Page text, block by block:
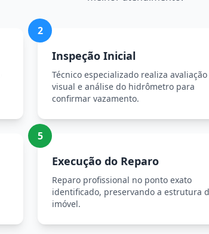
2
Inspeção Inicial
Técnico especializado realiza avaliação
visual e análise do hidrômetro para
confirmar vazamento.
5
Execução do Reparo
Reparo profissional no ponto exato
identificado, preservando a estrutura
imóvel.